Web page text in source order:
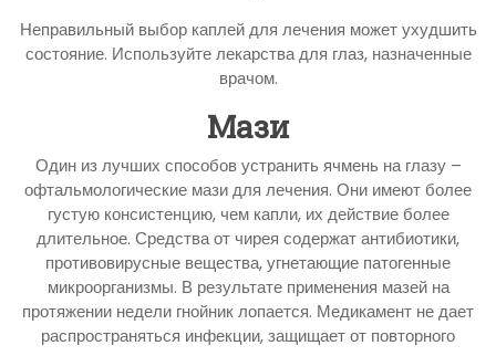
Неправильный выбор каплей для лечения может ухудшить
состояние. Используйте лекарства для глаз, назначенные
врачом.
Мази
Один из лучших способов устранить ячмень на глазу –
офтальмологические мази для лечения. Они имеют более
густую консистенцию, чем капли, их действие более
длительное. Средства от чирея содержат антибиотики,
противовирусные вещества, угнетающие патогенные
микроорганизмы. В результате применения мазей на
протяжении недели гнойник лопается. Медикамент не дает
распространяться инфекции, защищает от повторного